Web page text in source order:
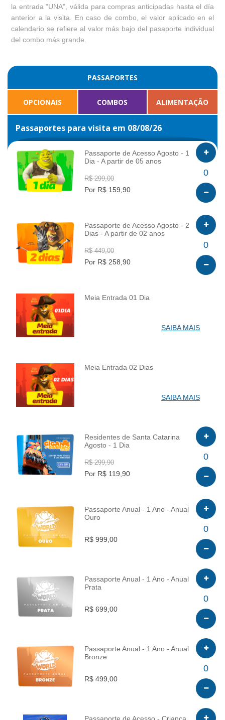
la entrada "UNA", válida para compras anticipadas hasta el día
anterior a la visita. En caso de combo, el valor aplicado en el
calendario se refiere al valor más bajo del pasaporte individual
del combo más grande.
PASSAPORTES
OPCIONAIS COMBOS ALIMENTAÇÃO
Passaportes para visita em 08/08/26
INFO
Passaporte de Acesso Agosto - 1
Dia - A partir de 05 anos
R$ 299,00
Por R$ 159,90
0
INFO
Passaporte de Acesso Agosto - 2
Dias - A partir de 02 anos
R$ 449,00
Por R$ 258,90
0
INFO
Meia Entrada 01 Dia
SAIBA MAIS
INFO
Meia Entrada 02 Dias
SAIBA MAIS
INFO
Residentes de Santa Catarina
Agosto - 1 Dia
R$ 299,90
Por R$ 119,90
0
INFO
Passaporte Anual - 1 Ano - Anual
Ouro
R$ 999,00
0
INFO
Passaporte Anual - 1 Ano - Anual
Prata
R$ 699,00
0
INFO
Passaporte Anual - 1 Ano - Anual
Bronze
R$ 499,00
0